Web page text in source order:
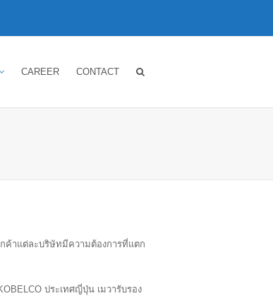
CAREER CONTACT
ค้าแต่ละบริษัทมีความต้องการที่แตก
ประเทศญี่ปุ่น เมวารับรอง